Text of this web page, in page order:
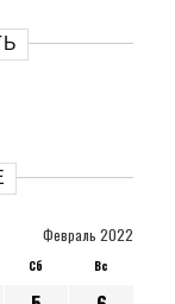
Февраль 2022
Сб Вс